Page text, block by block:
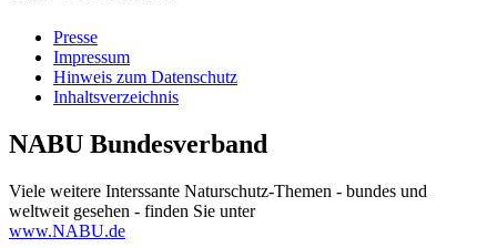
Presse
Impressum
Hinweis zum Datenschutz
Inhaltsverzeichnis
NABU Bundesverband
Viele weitere Interssante Naturschutz-Themen - bundes und
weltweit gesehen - finden Sie unter
www.NABU.de